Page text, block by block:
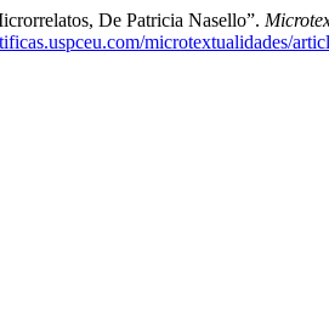
De Patricia Nasello”.
microtextualidades/